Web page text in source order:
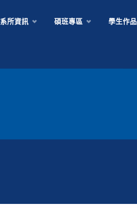
系所資訊 碩班專區 學生作品